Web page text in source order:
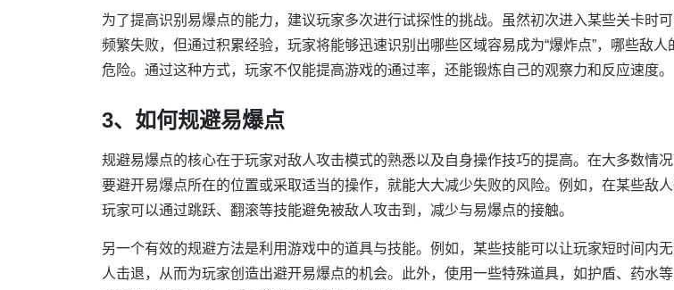
为了提高识别易爆点的能力，建议玩家多次进行试探性的挑战。虽然初次进入某些关卡时
频繁失败，但通过积累经验，玩家将能够迅速识别出哪些区域容易成为“爆炸点”，哪些敌人
危险。通过这种方式，玩家不仅能提高游戏的通过率，还能锻炼自己的观察力和反应速度。
3、如何规避易爆点
规避易爆点的核心在于玩家对敌人攻击模式的熟悉以及自身操作技巧的提高。在大多数情
要避开易爆点所在的位置或采取适当的操作，就能大大减少失败的风险。例如，在某些敌人
玩家可以通过跳跃、翻滚等技能避免被敌人攻击到，减少与易爆点的接触。
另一个有效的规避方法是利用游戏中的道具与技能。例如，某些技能可以让玩家短时间内
人击退，从而为玩家创造出避开易爆点的机会。此外，使用一些特殊道具，如护盾、药水